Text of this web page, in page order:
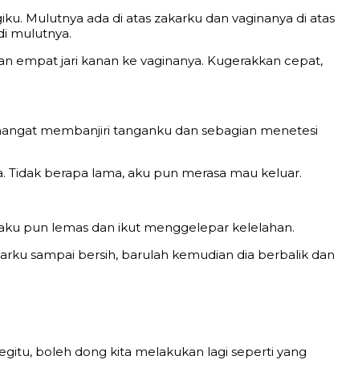
Mulutnya ada di atas zakarku dan vaginanya di atas
mulutnya.
empat jari kanan ke vaginanya. Kugerakkan cepat,
membanjiri tanganku dan sebagian menetesi
berapa lama, aku pun merasa mau keluar.
pun lemas dan ikut menggelepar kelelahan.
sampai bersih, barulah kemudian dia berbalik dan
boleh dong kita melakukan lagi seperti yang